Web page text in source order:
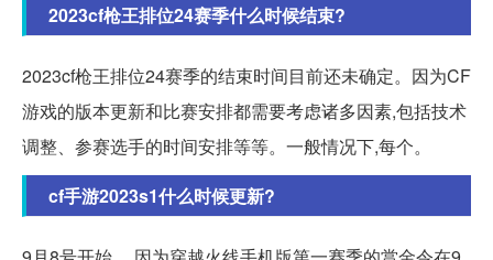
2023cf枪王排位24赛季什么时候结束?
2023cf枪王排位24赛季的结束时间目前还未确定。因为CF
游戏的版本更新和比赛安排都需要考虑诸多因素,包括技术
调整、参赛选手的时间安排等等。一般情况下,每个。
cf手游2023s1什么时候更新?